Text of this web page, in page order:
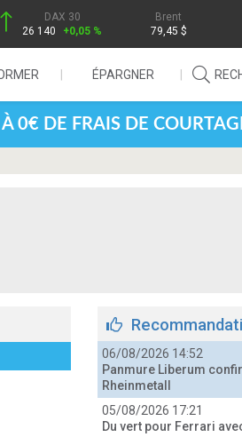
DAX 30
26 140
+0,05 %
Brent
79,45 $
ÉPARGNER
0€ DE FRAIS DE
06/08/2026 14:52
Panmure Liberum
Rheinmetall
05/08/2026 17:21
Du vert pour Ferrari